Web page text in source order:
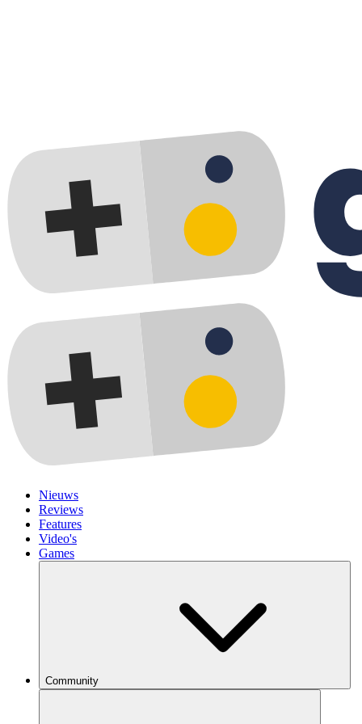
Nieuws
Reviews
Features
Video's
Games
Community